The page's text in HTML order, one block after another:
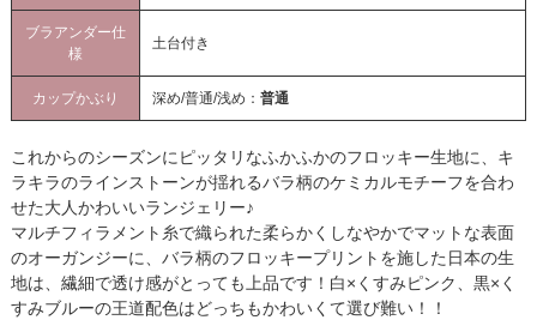
ブラアンダー仕
様
土台付き
カップかぶり 深め/普通/浅め： 普通
これからのシーズンにピッタリなふかふかのフロッキー生地に、キ
ラキラのラインストーンが揺れるバラ柄のケミカルモチーフを合わ
せた大人かわいいランジェリー♪
マルチフィラメント糸で織られた柔らかくしなやかでマットな表面
のオーガンジーに、バラ柄のフロッキープリントを施した日本の生
地は、繊細で透け感がとっても上品です！白×くすみピンク、黒×く
すみブルーの王道配色はどっちもかわいくて選び難い！！